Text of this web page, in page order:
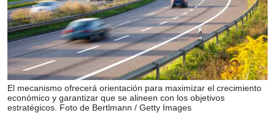
El mecanismo ofrecerá orientación para maximizar el crecimiento
económico y garantizar que se alineen con los objetivos
estratégicos. Foto de Bertlmann / Getty Images